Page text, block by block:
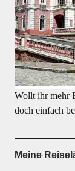
Wollt ihr mehr
doch einfach
Meine